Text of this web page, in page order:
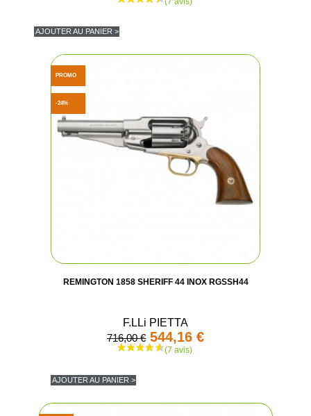
AJOUTER AU PANIER >
REMINGTON 1858 SHERIFF 44 INOX RGSSH44
F.LLi PIETTA
716,00 € 544,16 €
AJOUTER AU PANIER >
PROMO
-24%